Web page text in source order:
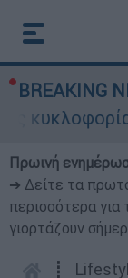
BREAKING
Πρωινή
➔ Δείτε τα
περισσότερα για
γιορτάζουν
┋